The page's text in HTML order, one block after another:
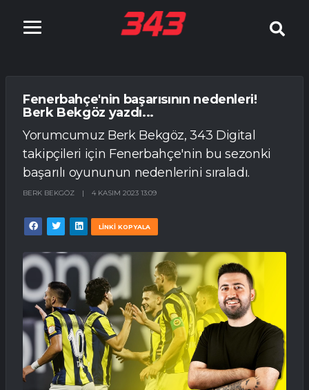
Fenerbahçe'nin başarısının nedenleri!
Berk Bekgöz yazdı...
Yorumcumuz Berk Bekgöz, 343 Digital
takipçileri için Fenerbahçe'nin bu sezonki
başarılı oyununun nedenlerini sıraladı.
BERK BEKGÖZ | 4 KASIM 2023 13:09
LİNKİ KOPYALA